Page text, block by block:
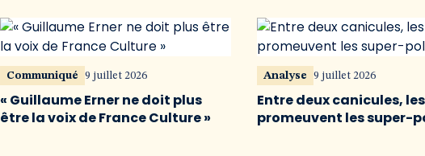
Communiqué 9 juillet 2026
« Guillaume Erner ne doit plus
être la voix de France Culture »
Analyse 9 juillet 2026
Entre deux canicules,
promeuvent les super-